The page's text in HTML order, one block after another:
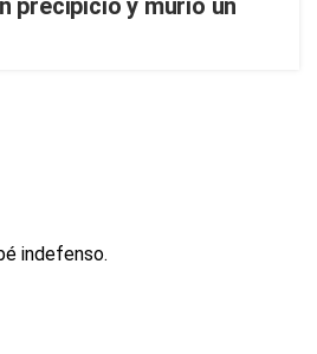
precipicio y murió un